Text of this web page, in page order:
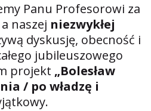
Panu Profesorowi za
naszej niezwykłej
dyskusję, obecność i
jubileuszowego
projekt „Bolesław
/ po władzę i